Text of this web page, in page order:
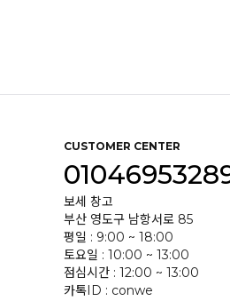
CUSTOMER CENTER
보세 창고
부산 영도구 남항서로 85
평일 : 9:00 ~ 18:00
토요일 : 10:00 ~ 13:00
점심시간 : 12:00 ~ 13:00
카톡ID : conwe